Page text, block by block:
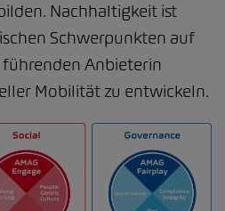
Nachhaltigkeit ist
Schwerpunkten auf
führenden Anbieterin
Mobilität zu entwickeln.